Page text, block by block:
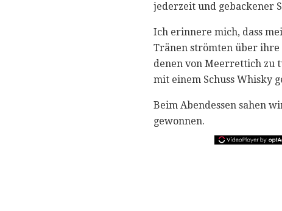
jederzeit und gebackener
Ich erinnere mich, dass
Tränen strömten über ihre
denen von Meerrettich zu
mit einem Schuss Whisky
Beim Abendessen sahen
gewonnen.